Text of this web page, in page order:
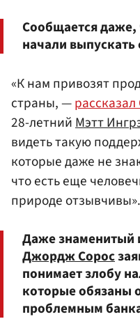
Сообщается
начали выпускать
«К нам привозят
страны, —рассказал
28-летнийМэтт
видеть такую
которые даже не
что есть еще
природе отзывчивы».
Даже знаменитый
Джордж Сорос
понимает злобу
которые обязаны
проблемным